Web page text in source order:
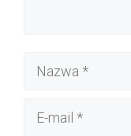
Nazwa